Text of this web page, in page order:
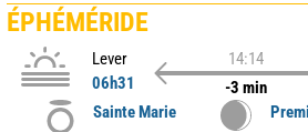
ÉPHÉMÉRIDE
Lever
06h31
14:14
-3 min
Sainte Marie